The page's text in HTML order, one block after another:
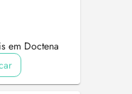
em Doctena